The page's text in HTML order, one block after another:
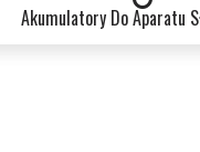
Akumulatory Do Aparatu